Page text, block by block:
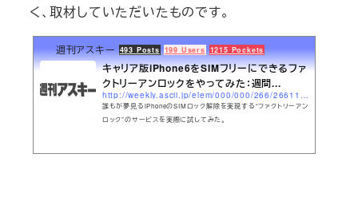
く、取材していただいたものです。
週刊アスキー 493 Posts 199 Users 1215 Pockets
キャリア版iPhone6をSIMフリーにできるファ
クトリーアンロックをやってみた：週間...
http://weekly.ascii.jp/elem/000/000/266/266110/
誰もが夢見るiPhoneのSIMロック解除を実現する“ファクトリーアン
ロック”のサービスを実際に試してみた。